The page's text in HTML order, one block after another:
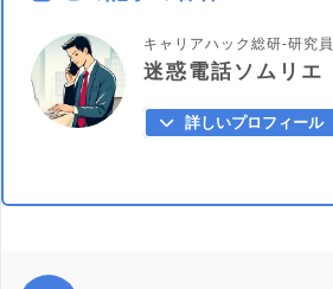
キャリアハック総研-研究員
迷惑電話ソムリエ
詳しいプロフィール